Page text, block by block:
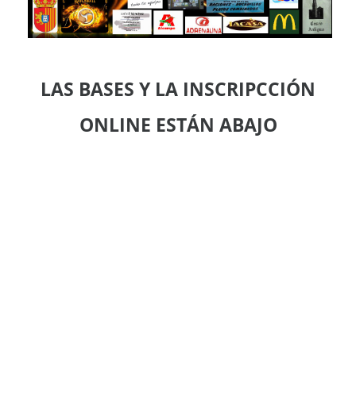
LAS BASES Y LA INSCRIPCCIÓN
ONLINE ESTÁN ABAJO